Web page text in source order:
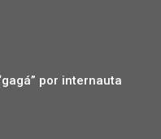
por internauta